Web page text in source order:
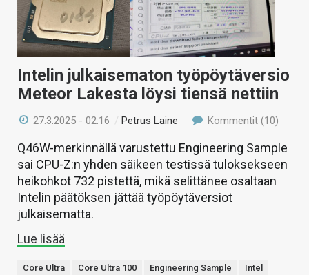
KAUPPA
VAIHDA TEEMA
HAKU
Intelin julkaisematon työpöytäversio
Meteor Lakesta löysi tiensä nettiin
27.3.2025 - 02:16 / Petrus Laine Kommentit (10)
Q46W-merkinnällä varustettu Engineering Sample
sai CPU-Z:n yhden säikeen testissä tuloksekseen
heikohkot 732 pistettä, mikä selittänee osaltaan
Intelin päätöksen jättää työpöytäversiot
julkaisematta.
Lue lisää
Core Ultra Core Ultra 100 Engineering Sample
Intel